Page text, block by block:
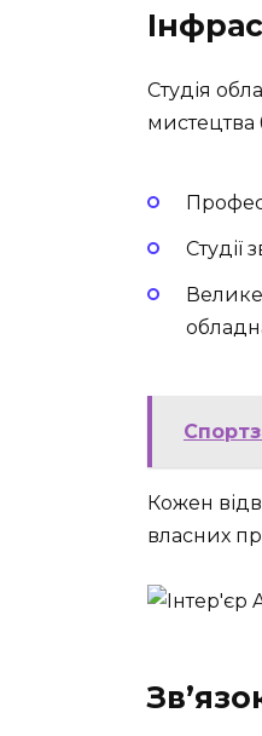
Студія
мистецтва
Студії
Кожен
власних